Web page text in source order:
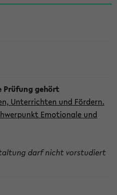
Unterrichten und Fördern.
Emotionale und
darf nicht vorstudiert